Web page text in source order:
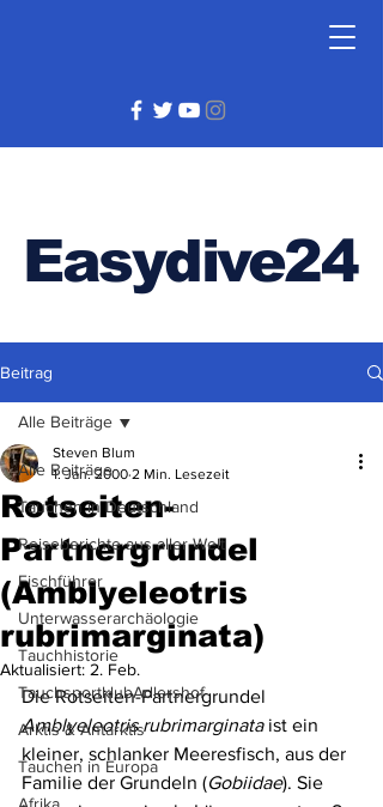
Easydive24
Beitrag
Alle Beiträge
Tauchen in Deutschland
Reiseberichte aus aller Welt
Fischführer
Unterwasserarchäologie
Tauchhistorie
TauchsportklubAdlershof
Arktis & Antarktis
Tauchen in Europa
Alle Beiträge
Rotseiten-
Partnergrundel
(Amblyeleotris
rubrimarginata)
Steven Blum
1. Jan. 2000 2 Min. Lesezeit
Aktualisiert: 2. Feb.
Die Rotseiten-Partnergrundel
Amblyeleotris rubrimarginata ist ein
kleiner, schlanker Meeresfisch, aus der
Familie der Grundeln (Gobiidae). Sie